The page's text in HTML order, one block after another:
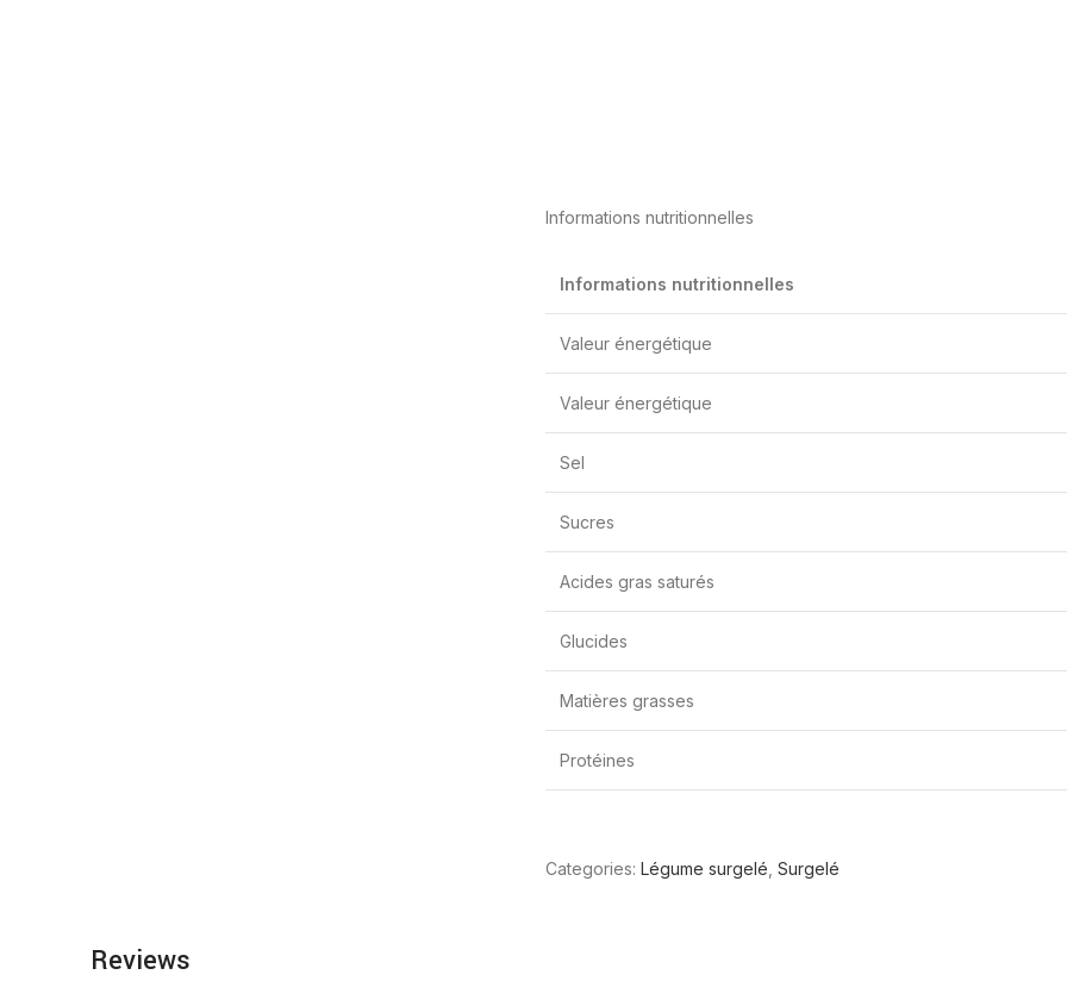
Informations nutritionnelles
Informations nutritionnelles
Valeur énergétique
Valeur énergétique
Sel
Sucres
Acides gras saturés
Glucides
Matières grasses
Protéines
Categories: Légume surgelé Surgelé
Reviews